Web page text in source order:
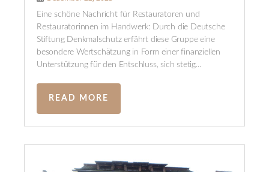
Eine schöne Nachricht für Restauratoren und
Restauratorinnen im Handwerk: Durch die Deutsche
Stiftung Denkmalschutz erfährt diese Gruppe eine
besondere Wertschätzung in Form einer finanziellen
Unterstützung für den Entschluss, sich stetig...
READ MORE